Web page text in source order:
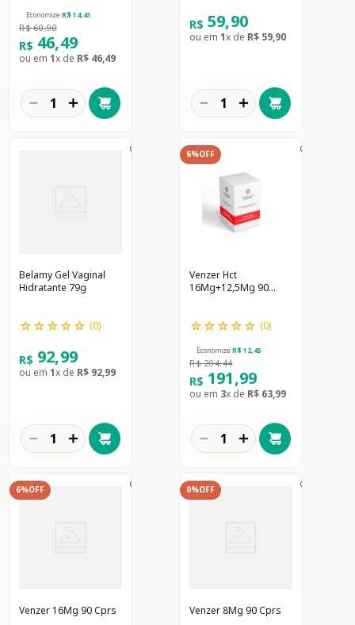
Economize R$ 14,41
R$ 60,90
R$ 46,49
ou em 1x de R$ 46,49
＋
－
R$ 59,90
ou em 1x de R$ 59,90
＋
－
Belamy Gel Vaginal
Hidratante 79g
☆☆☆☆☆ (0)
R$ 92,99
ou em 1x de R$ 92,99
＋
－
6%OFF
Venzer Hct
16Mg+12,5Mg 90
☆☆☆☆☆ (0)
Economize R$ 12,45
R$ 204,44
R$ 191,99
ou em 3x de R$ 63,99
＋
－
6%OFF
Venzer 16Mg 90 Cprs
0%OFF
Venzer 8Mg 90 Cprs